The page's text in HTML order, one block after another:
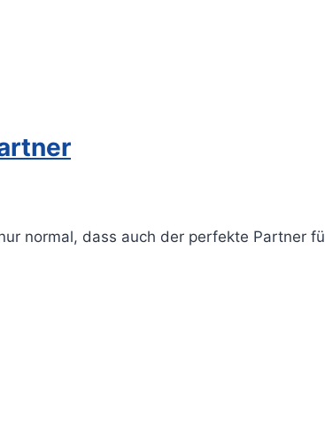
normal, dass auch der perfekte Partner